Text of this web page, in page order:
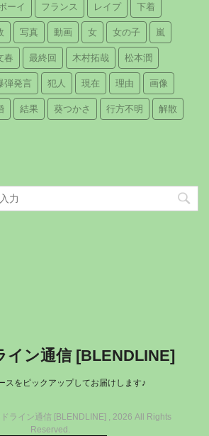
ーイ フランス レイプ 下着
写真 動画 女 女の子 嵐
春 最終回 木村拓哉 松本潤
弾発言 犯人 現在 理由 画像
結果 葵つかさ 行方不明 解散
イン通信 [BLENDLINE]
スをピックアップしてお届けします♪
ライン通信 [BLENDLINE] , 2026 All Rights
Reserved.